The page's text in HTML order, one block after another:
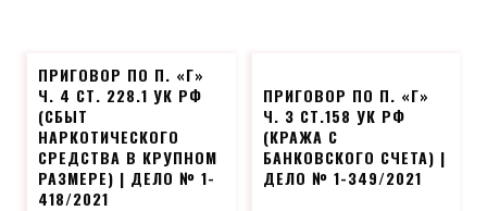
ПРИГОВОР ПО П. «Г»
Ч. 4 СТ. 228.1 УК РФ
(СБЫТ
НАРКОТИЧЕСКОГО
СРЕДСТВА В КРУПНОМ
РАЗМЕРЕ) | ДЕЛО № 1-
418/2021
ПРИГОВОР ПО П. «Г»
Ч. 3 СТ.158 УК РФ
(КРАЖА С
БАНКОВСКОГО СЧЕТА) |
ДЕЛО № 1-349/2021